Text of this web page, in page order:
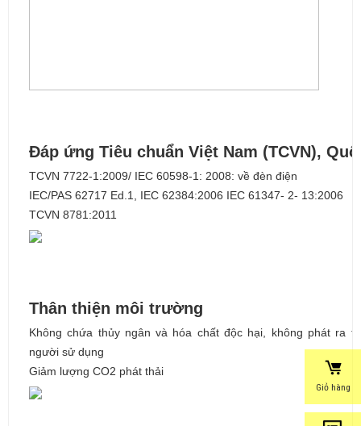
Đáp ứng Tiêu chuẩn Việt Nam (TCVN),
TCVN 7722-1:2009/ IEC 60598-1: 2008: về đèn điện
IEC/PAS 62717 Ed.1, IEC 62384:2006 IEC 61347- 2- 13:2006
TCVN 8781:2011
Thân thiện môi trường
Không chứa thủy ngân và hóa chất độc hại, không phát ra
người sử dụng
Giảm lượng CO2 phát thải
Giỏ hàng